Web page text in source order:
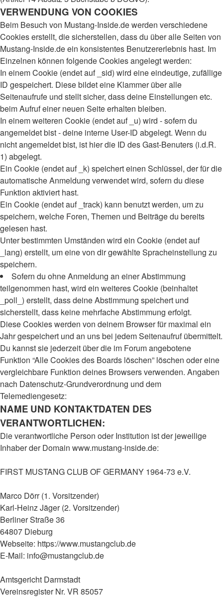
VERWENDUNG VON COOKIES
Beim Besuch von Mustang-Inside.de werden verschiedene
Cookies erstellt, die sicherstellen, dass du über alle Seiten von
Mustang-Inside.de ein konsistentes Benutzererlebnis hast. Im
Einzelnen können folgende Cookies angelegt werden:
In einem Cookie (endet auf _sid) wird eine eindeutige, zufällige
ID gespeichert. Diese bildet eine Klammer über alle
Seitenaufrufe und stellt sicher, dass deine Einstellungen etc.
beim Aufruf einer neuen Seite erhalten bleiben.
In einem weiteren Cookie (endet auf _u) wird - sofern du
angemeldet bist - deine interne User-ID abgelegt. Wenn du
nicht angemeldet bist, ist hier die ID des Gast-Benuters (i.d.R.
1) abgelegt.
Ein Cookie (endet auf _k) speichert einen Schlüssel, der für die
automatische Anmeldung verwendet wird, sofern du diese
Funktion aktiviert hast.
Ein Cookie (endet auf _track) kann benutzt werden, um zu
speichern, welche Foren, Themen und Beiträge du bereits
gelesen hast.
Unter bestimmten Umständen wird ein Cookie (endet auf
_lang) erstellt, um eine von dir gewählte Spracheinstellung zu
speichern.
Sofern du ohne Anmeldung an einer Abstimmung
teilgenommen hast, wird ein weiteres Cookie (beinhaltet
_poll_) erstellt, dass deine Abstimmung speichert und
sicherstellt, dass keine mehrfache Abstimmung erfolgt.
Diese Cookies werden von deinem Browser für maximal ein
Jahr gespeichert und an uns bei jedem Seitenaufruf übermittelt.
Du kannst sie jederzeit über die im Forum angebotene
Funktion “Alle Cookies des Boards löschen” löschen oder eine
vergleichbare Funktion deines Browsers verwenden. Angaben
nach Datenschutz-Grundverordnung und dem
Telemediengesetz:
NAME UND KONTAKTDATEN DES
VERANTWORTLICHEN:
Die verantwortliche Person oder Institution ist der jeweilige
Inhaber der Domain www.mustang-inside.de:
FIRST MUSTANG CLUB OF GERMANY 1964-73 e.V.
Marco Dörr (1. Vorsitzender)
Karl-Heinz Jäger (2. Vorsitzender)
Berliner Straße 36
64807 Dieburg
Webseite: https://www.mustangclub.de
E-Mail: info@mustangclub.de
Amtsgericht Darmstadt
Vereinsregister Nr. VR 85057